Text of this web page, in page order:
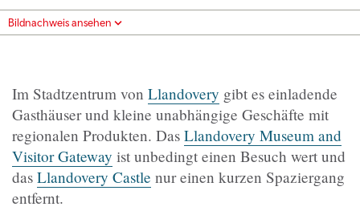
Bildnachweis ansehen
Im Stadtzentrum von Llandovery gibt es einladende
Gasthäuser und kleine unabhängige Geschäfte mit
regionalen Produkten. Das Llandovery Museum and
Visitor Gateway ist unbedingt einen Besuch wert und
das Llandovery Castle nur einen kurzen Spaziergang
entfernt.